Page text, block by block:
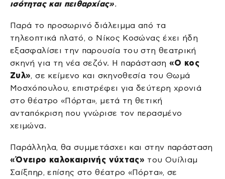
ισότητας και πειθαρχίας».
Παρά το προσωρινό διάλειμμα από τα
τηλεοπτικά πλατό, ο Νίκος Κοσώνας έχει ήδη
εξασφαλίσει την παρουσία του στη θεατρική
σκηνή για τη νέα σεζόν. Η παράσταση «Ο κος
Ζυλ», σε κείμενο και σκηνοθεσία του Θωμά
Μοσχόπουλου, επιστρέφει για δεύτερη χρονιά
στο θέατρο «Πόρτα», μετά τη θετική
ανταπόκριση που γνώρισε τον περασμένο
χειμώνα.
Παράλληλα, θα συμμετάσχει και στην παράσταση
«Όνειρο καλοκαιρινής νύχτας» του Ουίλιαμ
Σαίξπηρ, επίσης στο θέατρο «Πόρτα», σε